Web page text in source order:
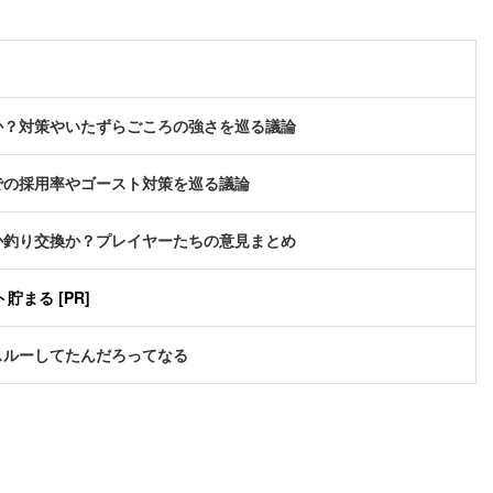
対策やいたずらごころの強さを巡る議論
採用率やゴースト対策を巡る議論
り交換か？プレイヤーたちの意見まとめ
貯まる [PR]
ーしてたんだろってなる